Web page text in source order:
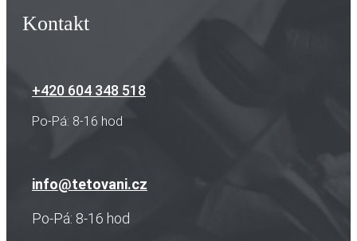
Kontakt
+420 604 348 518
Po-Pá: 8-16 hod
info@tetovani.cz
Po-Pá: 8-16 hod